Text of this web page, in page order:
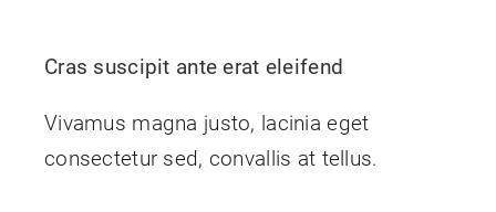
Cras suscipit ante erat eleifend
Vivamus magna justo, lacinia eget
consectetur sed, convallis at tellus.